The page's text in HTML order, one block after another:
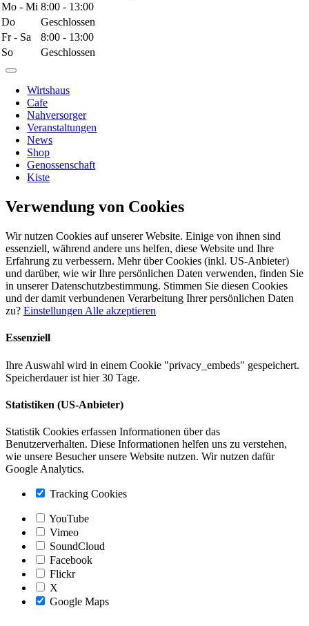
Mo - Mi 8:00 - 13:00
Do
Geschlossen
Fr - Sa
8:00 - 13:00
So
Geschlossen
Wirtshaus
Cafe
Nahversorger
Veranstaltungen
News
Shop
Genossenschaft
Kiste
Verwendung von Cookies
Wir nutzen Cookies auf unserer Website. Einige von ihnen sind
essenziell, während andere uns helfen, diese Website und Ihre
Erfahrung zu verbessern. Mehr über Cookies (inkl. US-Anbieter)
und darüber, wie wir Ihre persönlichen Daten verwenden, finden Sie
in unserer Datenschutzbestimmung. Stimmen Sie diesen Cookies
und der damit verbundenen Verarbeitung Ihrer persönlichen Daten
zu? Einstellungen Alle akzeptieren
Essenziell
Ihre Auswahl wird in einem Cookie "privacy_embeds" gespeichert.
Speicherdauer ist hier 30 Tage.
Statistiken (US-Anbieter)
Statistik Cookies erfassen Informationen über das
Benutzerverhalten. Diese Informationen helfen uns zu verstehen,
wie unsere Besucher unsere Website nutzen. Wir nutzen dafür
Google Analytics.
Tracking Cookies
YouTube
Vimeo
SoundCloud
Facebook
Flickr
X
Google Maps